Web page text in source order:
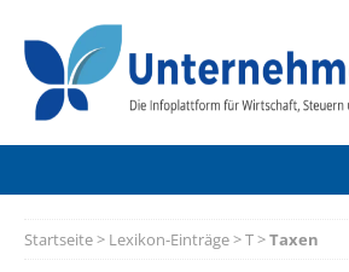
Startseite> Lexikon-Einträge>T>Taxen